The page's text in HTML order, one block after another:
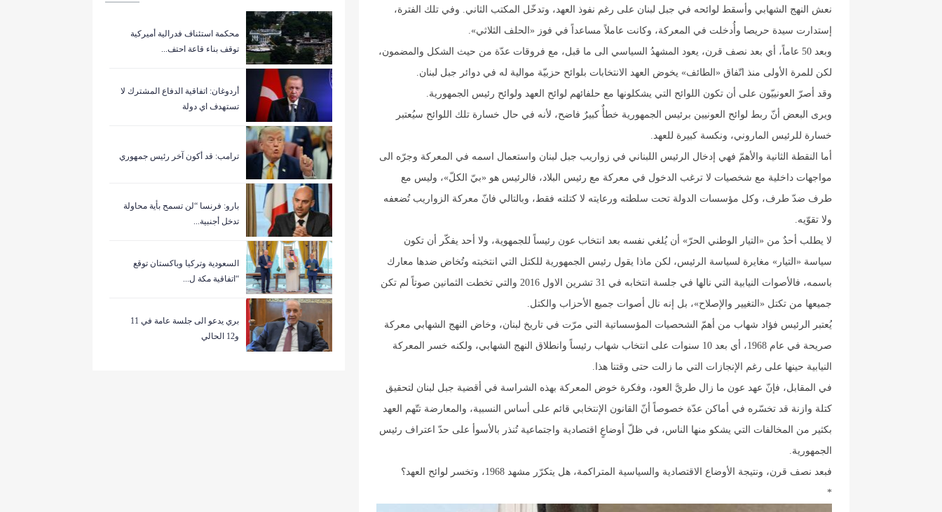
نعش النهج الشهابي وأسقط لوائحه في جبل لبنان على رغم نفوذ العهد، وتدخّل المكتب الثاني. وفي تلك الفترة،
إستدارت سيدة حريصا وأُدخلت في المعركة، وكانت عاملاً مساعداً في فوز «الحلف الثلاثي».
وبعد 50 عاماً، أي بعد نصف قرن، يعود المشهدُ السياسي الى ما قبل، مع فروقات عدّة من حيث الشكل والمضمون،
لكن للمرة الأولى منذ اتّفاق «الطائف» يخوض العهد الانتخابات بلوائح حزبيّة موالية له في دوائر جبل لبنان.
وقد أصرّ العونييّون على أن تكون اللوائح التي يشكلونها مع حلفائهم لوائح العهد ولوائح رئيس الجمهورية.
ويرى البعض أنّ ربط لوائح العونيين برئيس الجمهورية خطأٌ كبيرٌ فاضح، لأنه في حال خسارة تلك اللوائح سيُعتبر
خسارة للرئيس الماروني، ونكسة كبيرة للعهد.
أما النقطة الثانية والأهمّ فهي إدخال الرئيس اللبناني في زواريب جبل لبنان واستعمال اسمه في المعركة وجرّه الى
مواجهات داخلية مع شخصيات لا ترغب الدخول في معركة مع رئيس البلاد، فالرئيس هو «بيّ الكلّ»، وليس مع
طرف ضدّ طرف، وكل مؤسسات الدولة تحت سلطته ورعايته لا كتلته فقط، وبالتالي فانّ معركة الزواريب تُضعفه
ولا تقوّيه.
لا يطلب أحدٌ من «التيار الوطني الحرّ» أن يُلغي نفسه بعد انتخاب عون رئيساً للجمهوية، ولا أحد يفكّر أن تكون
سياسة «التيار» مغايرة لسياسة الرئيس، لكن ماذا يقول رئيس الجمهورية للكتل التي انتخبته وتُخاض ضدها معارك
باسمه، فالأصوات النيابية التي نالها في جلسة انتخابه في 31 تشرين الاول 2016 والتي تخطت الثمانين صوتاً لم تكن
جميعها من تكتل «التغيير والإصلاح»، بل إنه نال أصوات جميع الأحزاب والكتل.
يُعتبر الرئيس فؤاد شهاب من أهمّ الشحصيات المؤسساتية التي مرّت في تاريخ لبنان، وخاض النهج الشهابي معركة
صريحة في عام 1968، أي بعد 10 سنوات على انتخاب شهاب رئيساً وانطلاق النهج الشهابي، ولكنه خسر المعركة
النيابية حينها على رغم الإنجازات التي ما زالت حتى وقتنا هذا.
في المقابل، فإنّ عهد عون ما زال طريَّ العود، وفكرة خوض المعركة بهذه الشراسة في أقضية جبل لبنان لتحقيق
كتلة وازنة قد تخسّره في أماكن عدّة خصوصاً أنّ القانون الإنتخابي قائم على أساس النسبية، والمعارضة تتّهم العهد
بكثير من المخالفات التي يشكو منها الناس، في ظلّ أوضاعٍ اقتصادية واجتماعية تُنذر بالأسوأ على حدّ اعتراف رئيس
الجمهورية.
فبعد نصف قرن، ونتيجة الأوضاع الاقتصادية والسياسية المتراكمة، هل يتكرّر مشهد 1968، وتخسر لوائح العهد؟
*
‏محكمة استئناف فدرالية أميركية
توقف بناء قاعة احتف...
أردوغان: اتفاقية الدفاع المشترك لا
تستهدف اي دولة
ترامب: قد أكون آخر رئيس جمهوري
بارو: فرنسا “لن تسمح بأية محاولة
تدخل أجنبية...
السعودية وتركيا وباكستان توقع
“اتفاقية مكة ل...
بري يدعو الى جلسة عامة في 11
و12 الحالي